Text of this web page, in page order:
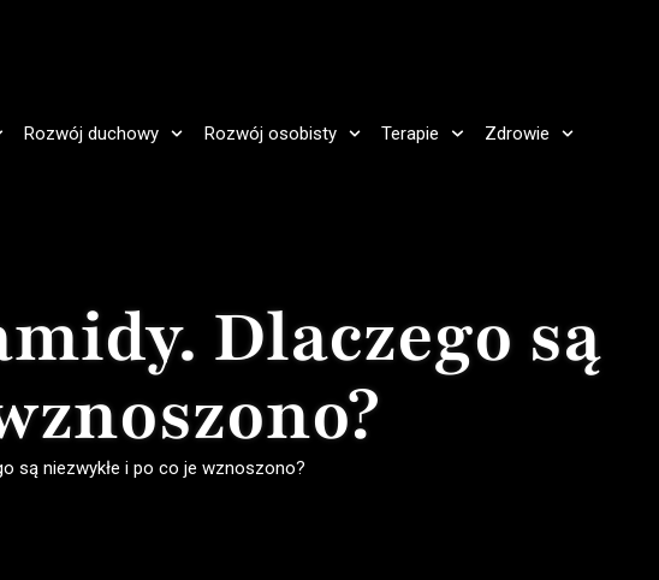
Rozwój duchowy Rozwój osobisty Terapie Zdrowie
Dlaczego są
są niezwykłe i po co je wznoszono?